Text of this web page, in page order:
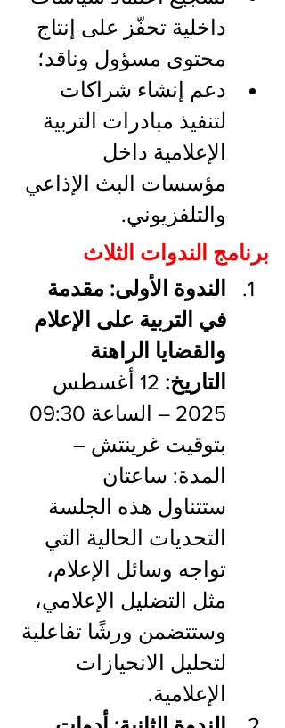
داخلية تحفّز على إنتاج
محتوى مسؤول وناقد؛
دعم إنشاء شراكات
لتنفيذ مبادرات التربية
الإعلامية داخل
مؤسسات البث الإذاعي
والتلفزيوني.
برنامج الندوات الثلاث
الندوة الأولى: مقدمة
في التربية على الإعلام
والقضايا الراهنة
التاريخ:
12 أغسطس
بتوقيت غرينتش –
المدة: ساعتان
ستتناول هذه الجلسة
التحديات الحالية التي
تواجه وسائل الإعلام،
مثل التضليل الإعلامي،
وستتضمن ورشًا تفاعلية
لتحليل الانحيازات
الإعلامية.